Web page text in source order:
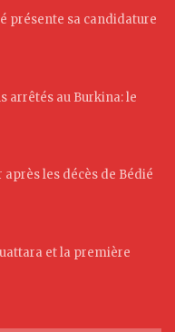
présente sa candidature
arrêtés au Burkina: le
après les décès de Bédié
et la première